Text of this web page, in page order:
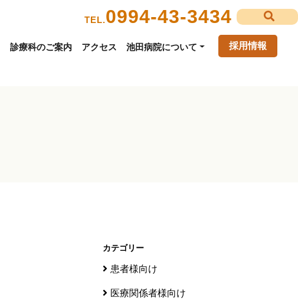
TEL.0994-43-3434
診療科のご案内 アクセス 池田病院について 採用情報
カテゴリー
患者様向け
医療関係者様向け